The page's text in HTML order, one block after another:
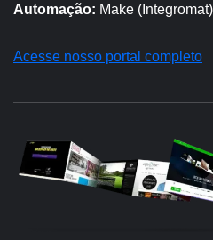
Automação: Make
Acesse nosso portal completo